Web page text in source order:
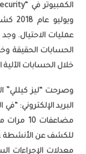
الحسابات الحقيقة
خلال الحسابات
البريد الإلكتروني:
للكشف عن الأنشطة
معدلات الإجراءات